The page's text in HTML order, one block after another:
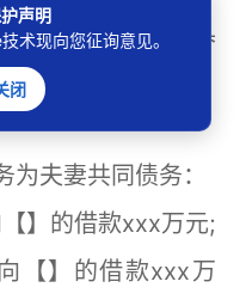
卖游戏装备），具
平等保护。
夫妻共同债务：
】的借款xxx万元;
】的借款xxx万
声明
术现向您征询意见。
闭